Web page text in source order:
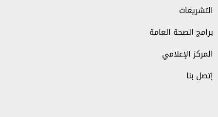
التشريعات
برامج الصحة العامة
المركز الإعلامي
إتصل بنا